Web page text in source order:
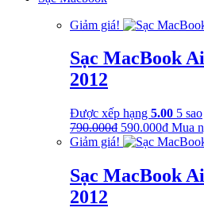
350.000₫.là:
Giảm giá!
Sạc MacBook
2012
Được xếp hạng 5.00 5 sao
790.000₫ Giá
gốc
790.000₫.
590.000₫Giá
hiện
là:
Mua
Giảm giá!
Sạc MacBook
2012